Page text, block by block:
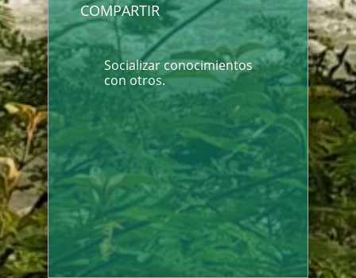
COMPARTIR
Socializar conocimientos
con otros.